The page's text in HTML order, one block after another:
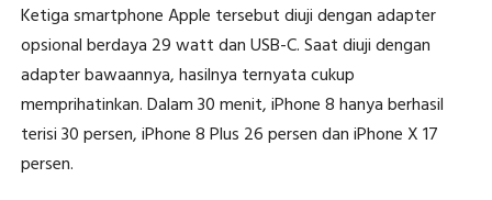
Ketiga smartphone Apple tersebut diuji dengan adapter
opsional berdaya 29 watt dan USB-C. Saat diuji dengan
adapter bawaannya, hasilnya ternyata cukup
memprihatinkan. Dalam 30 menit, iPhone 8 hanya berhasil
terisi 30 persen, iPhone 8 Plus 26 persen dan iPhone X 17
persen.